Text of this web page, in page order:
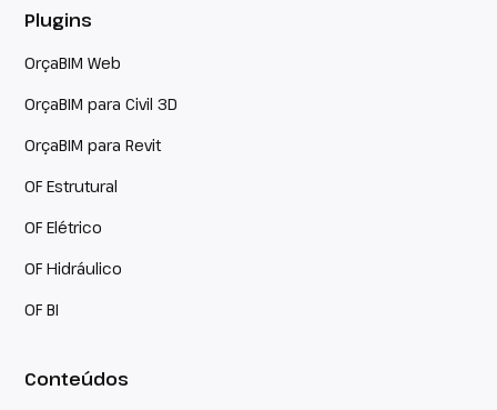
Plugins
OrçaBIM Web
OrçaBIM para Civil 3D
OrçaBIM para Revit
OF Estrutural
OF Elétrico
OF Hidráulico
OF BI
Conteúdos